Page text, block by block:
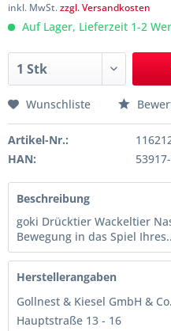
inkl. MwSt.zzgl. Versandkosten
Auf Lager, Lieferzeit 1-2
Wunschliste
Artikel-Nr.:
HAN:
Beschreibung
goki Drücktier Wackeltier
Bewegung in das Spiel
Herstellerangaben
Gollnest & Kiesel GmbH &
Hauptstraße 13 - 16